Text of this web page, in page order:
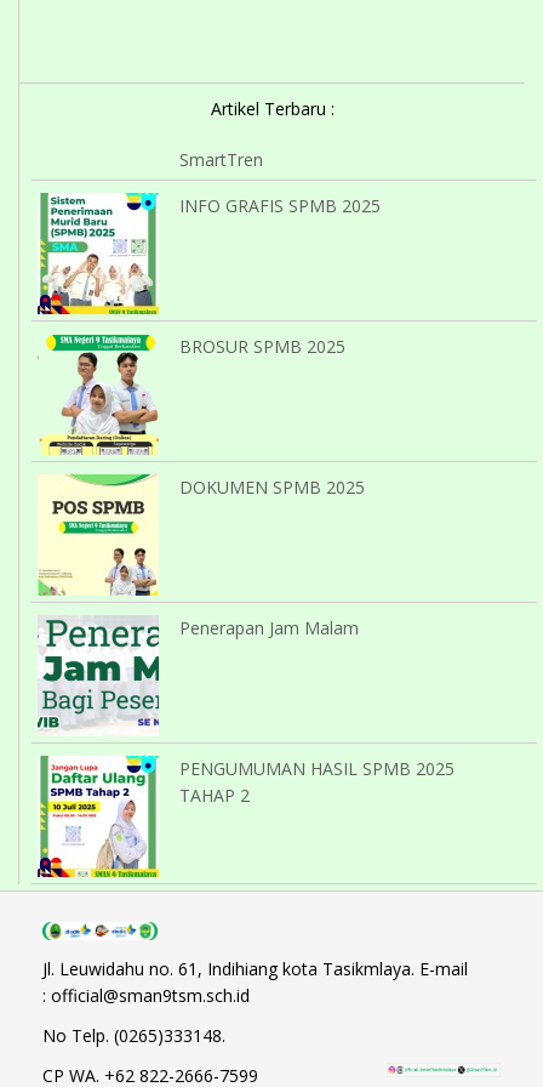
Artikel Terbaru :
SmartTren
INFO GRAFIS SPMB 2025
BROSUR SPMB 2025
DOKUMEN SPMB 2025
Penerapan Jam Malam
PENGUMUMAN HASIL SPMB 2025
TAHAP 2
Jl. Leuwidahu no. 61, Indihiang kota Tasikmlaya. E-mail
: official@sman9tsm.sch.id
No Telp. (0265)333148.
CP WA. +62 822-2666-7599